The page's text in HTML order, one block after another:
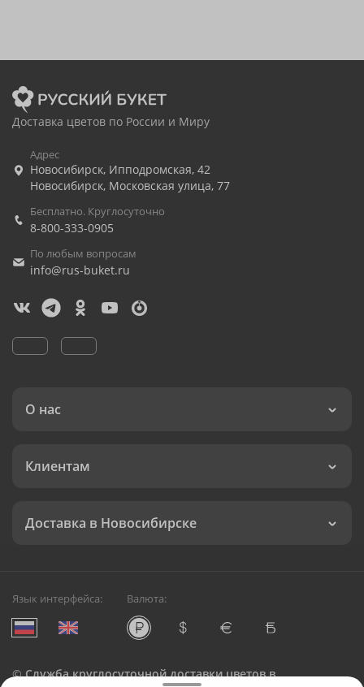
Доставка цветов по России и Миру
Адрес
Новосибирск, Ипподромская, 42
Новосибирск, Московская улица, 77
Бесплатно. Круглосуточно
8-800-333-0905
По любым вопросам
info@rus-buket.ru
О нас
Клиентам
Доставка в Новосибирске
Язык интерфейса: Валюта:
©Служба круглосуточной доставки цветов в